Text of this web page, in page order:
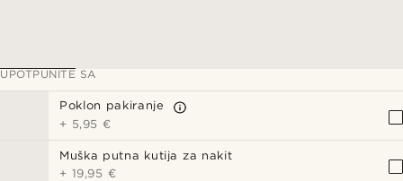
UPOTPUNITE SA
Poklon pakiranje
+ 5,95 €
Muška putna kutija za nakit
+ 19,95 €